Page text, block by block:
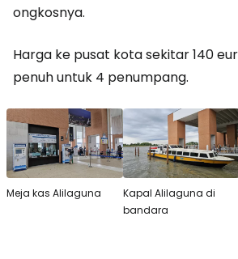
ongkosnya.
Harga ke pusat kota sekitar 140
penuh untuk 4 penumpang.
Meja kas Alilaguna
Kapal Alilaguna di
bandara